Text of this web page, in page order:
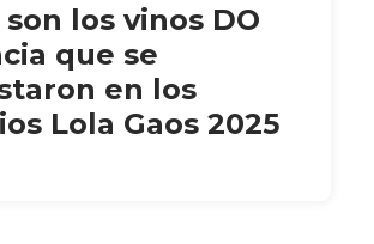
son los vinos DO
que se
en los
Lola Gaos 2025